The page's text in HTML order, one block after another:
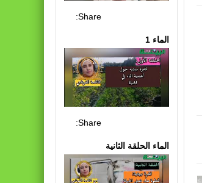
Share:
الماء 1
Share:
الماء الحلقة الثانية